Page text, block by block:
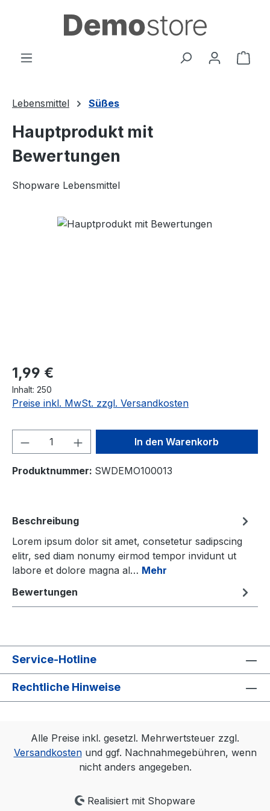
Zum Hauptinhalt springen
Lebensmittel Süßes
Hauptprodukt mit
Bewertungen
Shopware Lebensmittel
Bildergalerie überspringen
Regulärer Preis:
1,99 €
Inhalt: 250
Preise inkl. MwSt. zzgl. Versandkosten
Produkt Anzahl: Gib denIn den Warenkorb
Produktnummer: SWDEMO100013
Beschreibung
Lorem ipsum dolor sit amet, consetetur sadipscing
elitr, sed diam nonumy eirmod tempor invidunt ut
labore et dolore magna al… Mehr
Bewertungen
Service-Hotline
Rechtliche Hinweise
Alle Preise inkl. gesetzl. Mehrwertsteuer zzgl.
Versandkostenund ggf. Nachnahmegebühren, wenn
nicht anders angegeben.
Realisiert mit Shopware